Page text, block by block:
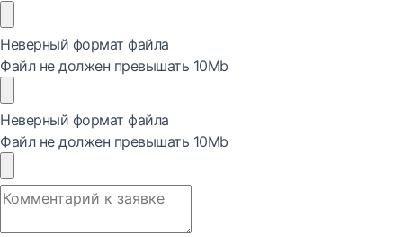
Неверный формат файла
Файл не должен превышать 10Mb
Неверный формат файла
Файл не должен превышать 10Mb